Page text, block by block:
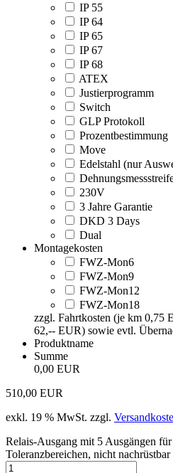
IP 55
IP 64
IP 65
IP 67
IP 68
ATEX
Justierprogramm
Switch
GLP Protokoll
Prozentbestimmung
Move
Edelstahl (nur
230V
3 Jahre Garantie
DKD 3 Days
Dual
Montagekosten
FWZ-Mon6
FWZ-Mon9
FWZ-Mon12
FWZ-Mon18
zzgl. Fahrtkosten (je km 0,75
62,-- EUR) sowie evtl.
Produktname
Summe
0,00 EUR
510,00 EUR
exkl. 19 % MwSt. zzgl.
Relais-Ausgang mit 5 Ausgängen
Toleranzbereichen, nicht